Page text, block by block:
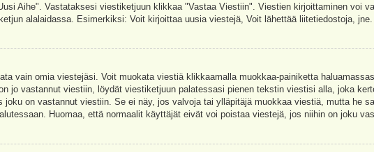
Aihe". Vastataksesi viestiketjuun klikkaa "Vastaa Viestiin". Viestien kirjoittaminen voi
alalaidassa. Esimerkiksi: Voit kirjoittaa uusia viestejä, Voit lähettää liitetiedostoja, jne.
vain omia viestejäsi. Voit muokata viestiä klikkaamalla muokkaa-painiketta
jo vastannut viestiin, löydät viestiketjuun palatessasi pienen tekstin viestisi alla, joka
joku on vastannut viestiin. Se ei näy, jos valvoja tai ylläpitäjä muokkaa viestiä, mutta he
Huomaa, että normaalit käyttäjät eivät voi poistaa viestejä, jos niihin on joku